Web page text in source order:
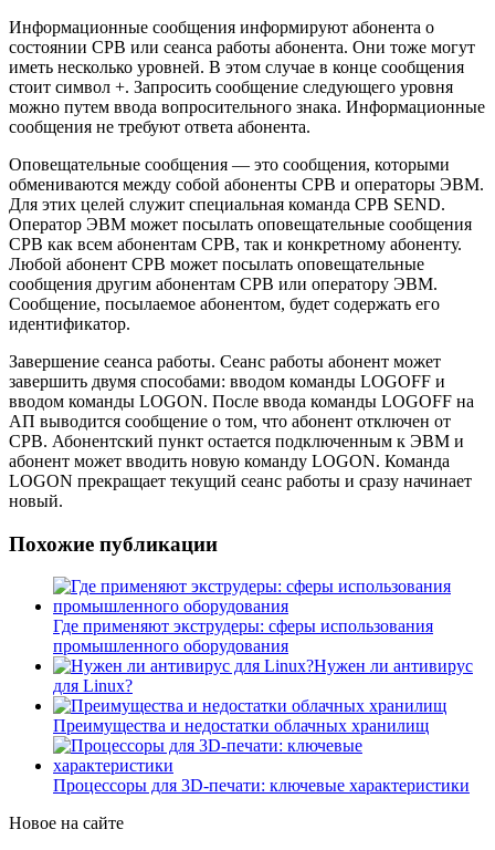
Информационные сообщения информируют абонента о
состоянии СРВ или сеанса работы абонента. Они тоже могут
иметь несколько уровней. В этом случае в конце сообщения
стоит символ +. Запросить сообщение следующего уровня
можно путем ввода вопросительного знака. Информационные
сообщения не требуют ответа абонента.
Оповещательные сообщения — это сообщения, которыми
обмениваются между собой абоненты СРВ и операторы ЭВМ.
Для этих целей служит специальная команда СРВ SEND.
Оператор ЭВМ может посылать оповещательные сообщения
СРВ как всем абонентам СРВ, так и конкретному абоненту.
Любой абонент СРВ может посылать оповещательные
сообщения другим абонентам СРВ или оператору ЭВМ.
Сообщение, посылаемое абонентом, будет содержать его
идентификатор.
Завершение сеанса работы. Сеанс работы абонент может
завершить двумя способами: вводом команды LOGOFF и
вводом команды LOGON. После ввода команды LOGOFF на
АП выводится сообщение о том, что абонент отключен от
СРВ. Абонентский пункт остается подключенным к ЭВМ и
абонент может вводить новую команду LOGON. Команда
LOGON прекращает текущий сеанс работы и сразу начинает
новый.
Похожие публикации
Где применяют экструдеры: сферы использования
промышленного оборудования
Нужен ли антивирус
для Linux?
Преимущества и недостатки облачных хранилищ
Процессоры для 3D-печати: ключевые характеристики
Новое на сайте